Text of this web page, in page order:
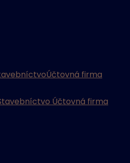
Účtovná firma
Účtovná firma